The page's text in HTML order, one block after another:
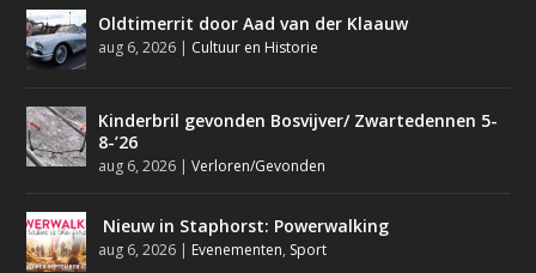
Oldtimerrit door Aad van der Klaauw
aug 6, 2026 | Cultuur en Historie
Kinderbril gevonden Bosvijver/ Zwartedennen 5-
8-’26
aug 6, 2026 |Verloren/Gevonden
Nieuw in Staphorst: Powerwalking
aug 6, 2026 | Evenementen, Sport